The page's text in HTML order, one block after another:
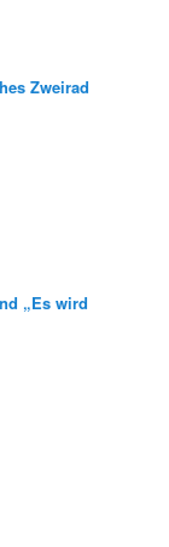
Zweirad
„Es wird